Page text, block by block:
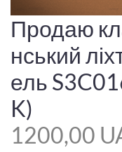
Продаю
нський
ель
K)
1200,00